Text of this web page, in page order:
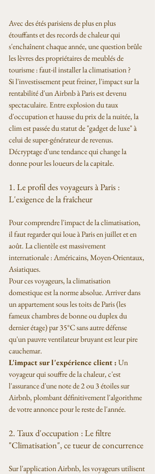
Avec des étés parisiens de plus en plus
étouffants et des records de chaleur qui
s'enchaînent chaque année, une question brûle
les lèvres des propriétaires de meublés de
tourisme : faut-il installer la climatisation ?
Si l'investissement peut freiner, l'impact sur la
rentabilité d'un Airbnb à Paris est devenu
spectaculaire. Entre explosion du taux
d'occupation et hausse du prix de la nuitée, la
clim est passée du statut de "gadget de luxe" à
celui de super-générateur de revenus.
Décryptage d'une tendance qui change la
donne pour les loueurs de la capitale.
1. Le profil des voyageurs à Paris :
L'exigence de la fraîcheur
Pour comprendre l'impact de la climatisation,
il faut regarder qui loue à Paris en juillet et en
août. La clientèle est massivement
internationale : Américains, Moyen-Orientaux,
Asiatiques.
Pour ces voyageurs, la climatisation
domestique est la norme absolue. Arriver dans
un appartement sous les toits de Paris (les
fameux chambres de bonne ou duplex du
dernier étage) par 35°C sans autre défense
qu'un pauvre ventilateur bruyant est leur pire
cauchemar.
L'impact sur l'expérience client : Un
voyageur qui souffre de la chaleur, c'est
l'assurance d'une note de 2 ou 3 étoiles sur
Airbnb, plombant définitivement l'algorithme
de votre annonce pour le reste de l'année.
2. Taux d'occupation : Le filtre
"Climatisation", ce tueur de concurrence
Sur l'application Airbnb, les voyageurs utilisent